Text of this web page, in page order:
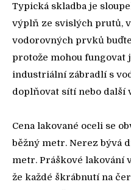
Typická skladba je
výplň ze svislých prutů,
vodorovných prvků
protože mohou fungovat
industriální zábradlí s
doplňovat sítí nebo další
Cena lakované oceli se
běžný metr. Nerez bývá
metr. Práškové lakování
že každé škrábnutí na